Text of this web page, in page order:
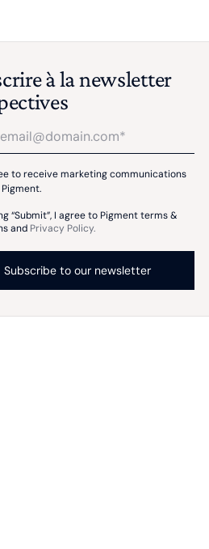
à la newsletter
to receive marketing communications
“Submit”, I agree to Pigment terms &
and Privacy Policy.